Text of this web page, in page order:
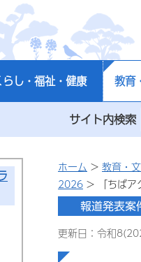
県
らし・福祉・健康 教育
サイト内検索
ホーム > 教育・
2026 > 「ちばア
更新日：令和